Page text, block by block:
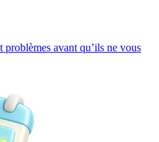
problèmes avant qu’ils ne vous